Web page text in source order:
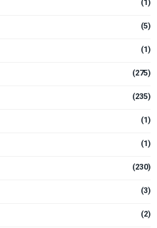
(1)
(5)
(1)
(275)
(235)
(1)
(1)
(230)
(3)
(2)